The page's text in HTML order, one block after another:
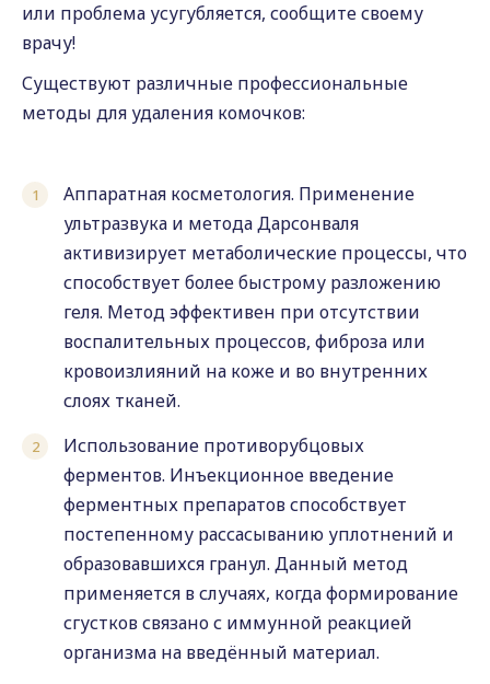
или проблема усугубляется, сообщите своему
врачу!
Существуют различные профессиональные
методы для удаления комочков:
Аппаратная косметология. Применение
ультразвука и метода Дарсонваля
активизирует метаболические процессы, что
способствует более быстрому разложению
геля. Метод эффективен при отсутствии
воспалительных процессов, фиброза или
кровоизлияний на коже и во внутренних
слоях тканей.
Использование противорубцовых
ферментов. Инъекционное введение
ферментных препаратов способствует
постепенному рассасыванию уплотнений и
образовавшихся гранул. Данный метод
применяется в случаях, когда формирование
сгустков связано с иммунной реакцией
организма на введённый материал.